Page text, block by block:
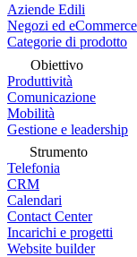
Aziende Edili
Negozi ed eCommerce
Categorie di prodotto
Obiettivo
Produttività
Comunicazione
Mobilità
Gestione e leadership
Strumento
Telefonia
CRM
Calendari
Contact Center
Incarichi e progetti
Website builder